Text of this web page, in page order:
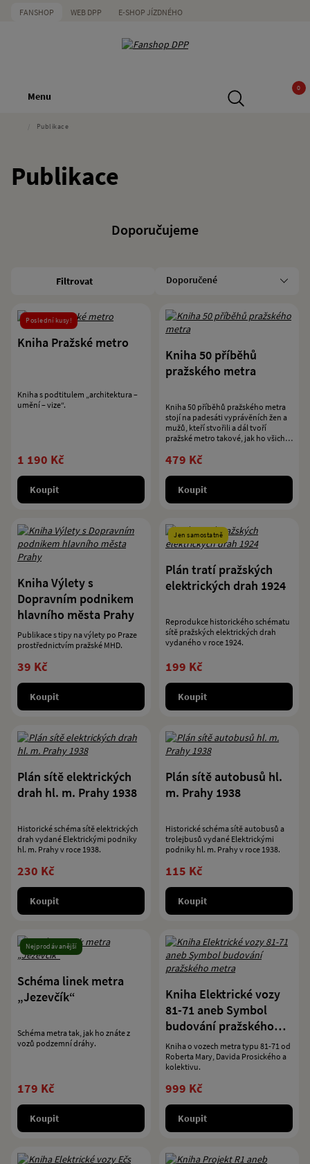
FANSHOP WEB DPP E-SHOP JÍZDNÉHO
Menu
0
Publikace
Publikace
Doporučujeme
Filtrovat
Poslední kusy!
Kniha Pražské metro
Kniha s podtitulem „architektura –
umění – vize“.
1 190 Kč
Koupit
Kniha 50 příběhů
pražského metra
Kniha 50 příběhů pražského metra
stojí na padesáti vyprávěních žen a
mužů, kteří stvořili a dál tvoří
pražské metro takové, jak ho všichni
479 Kč
Koupit
Kniha Výlety s
Dopravním podnikem
hlavního města Prahy
Publikace s tipy na výlety po Praze
prostřednictvím pražské MHD.
39 Kč
Koupit
Jen samostatně
Plán tratí pražských
elektrických drah 1924
Reprodukce historického schématu
sítě pražských elektrických drah
vydaného v roce 1924.
199 Kč
Koupit
Plán sítě elektrických
drah hl. m. Prahy 1938
Historické schéma sítě elektrických
drah vydané Elektrickými podniky
hl. m. Prahy v roce 1938.
230 Kč
Koupit
Plán sítě autobusů hl.
m. Prahy 1938
Historické schéma sítě autobusů a
trolejbusů vydané Elektrickými
podniky hl. m. Prahy v roce 1938.
115 Kč
Koupit
Nejprodávanější
Schéma linek metra
„Jezevčík“
Schéma metra tak, jak ho znáte z
vozů podzemní dráhy.
179 Kč
Koupit
Kniha Elektrické vozy
81-71 aneb Symbol
budování pražského
metra
Kniha o vozech metra typu 81-71 od
Roberta Mary, Davida Prosického a
kolektivu.
999 Kč
Koupit